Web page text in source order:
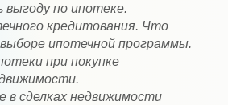
выгоду по ипотеке.
кредитования. Что
ипотечной программы.
при покупке
в сделках недвижимости